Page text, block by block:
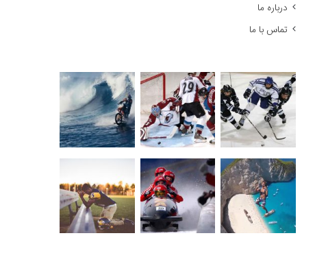
درباره ما
تماس با ما